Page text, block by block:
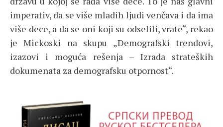
imperativ, da se više mladih ljudi venčava i da ima
više dece, a da se oni koji su odselili, vrate“, rekao
je Mickoski na skupu „Demografski trendovi,
izazovi i moguća rešenja – Izrada strateških
dokumenata za demografsku otpornost“.